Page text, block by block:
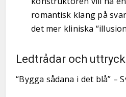
romantisk klang på
det mer kliniska
Ledtrådar och uttryck
“Bygga sådana i det blå” –